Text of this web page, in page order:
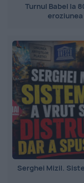
Turnul Babel la
Serghei Mizil.